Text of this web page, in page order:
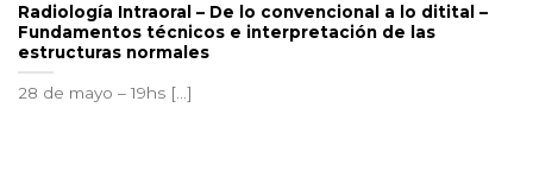
Radiología Intraoral – De lo convencional a lo ditital –
Fundamentos técnicos e interpretación de las
estructuras normales
28 de mayo – 19hs [...]